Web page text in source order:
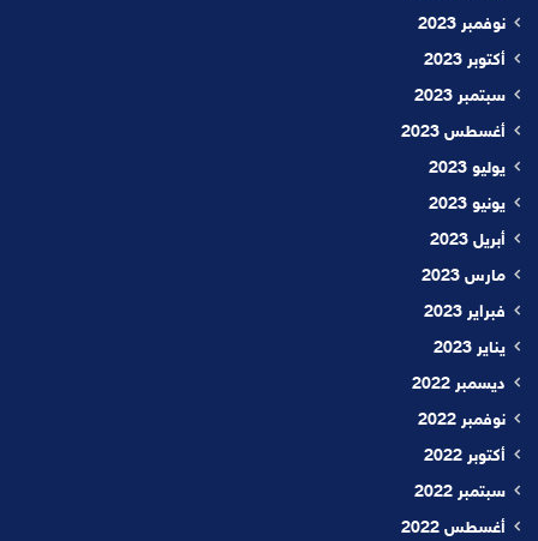
نوفمبر 2023
أكتوبر 2023
سبتمبر 2023
أغسطس 2023
يوليو 2023
يونيو 2023
أبريل 2023
مارس 2023
فبراير 2023
يناير 2023
ديسمبر 2022
نوفمبر 2022
أكتوبر 2022
سبتمبر 2022
أغسطس 2022